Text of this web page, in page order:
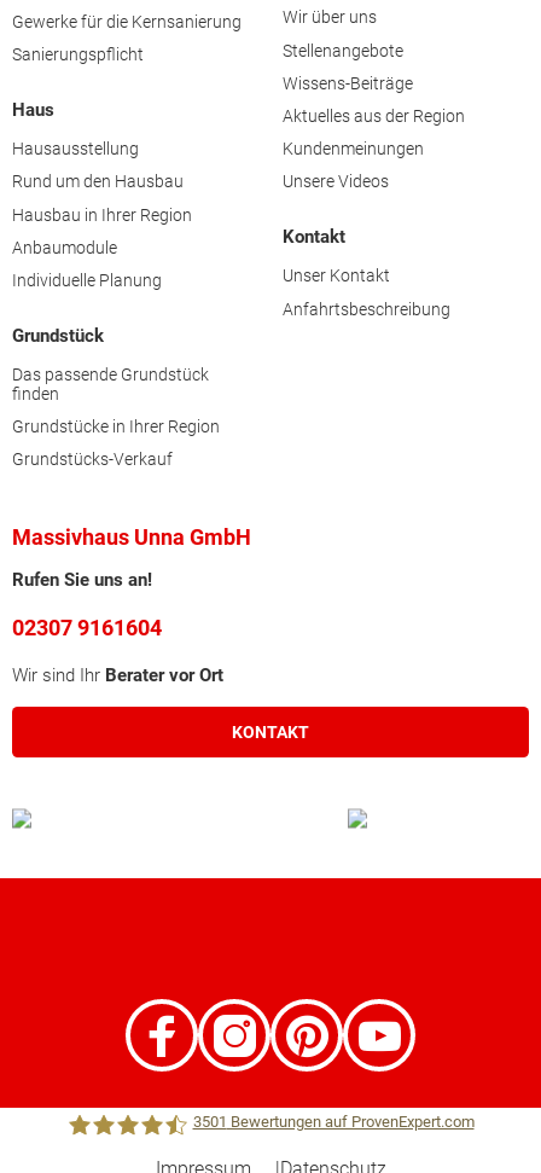
Gewerke für die Kernsanierung
Sanierungspflicht
Haus
Hausausstellung
Rund um den Hausbau
Hausbau in Ihrer Region
Anbaumodule
Individuelle Planung
Grundstück
Das passende Grundstück
finden
Grundstücke in Ihrer Region
Grundstücks-Verkauf
Wir über uns
Stellenangebote
Wissens-Beiträge
Aktuelles aus der Region
Kundenmeinungen
Unsere Videos
Kontakt
Unser Kontakt
Anfahrtsbeschreibung
Massivhaus Unna GmbH
Rufen Sie uns an!
02307 9161604
Wir sind Ihr Berater vor Ort
KONTAKT
3501 Bewertungen auf ProvenExpert.com